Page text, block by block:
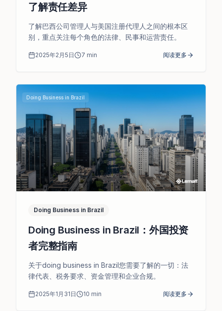
了解责任差异
了解巴西公司管理人与美国注册代理人之间的根本区
别，重点关注每个角色的法律、民事和运营责任。
2025年2月5日 7 min 阅读更多
Doing Business in Brazil
Doing Business in Brazil
Doing Business in Brazil：外国投资
者完整指南
关于doing business in Brazil您需要了解的一切：法
律代表、税务要求、资金管理和企业合规。
2025年1月31日 10 min 阅读更多